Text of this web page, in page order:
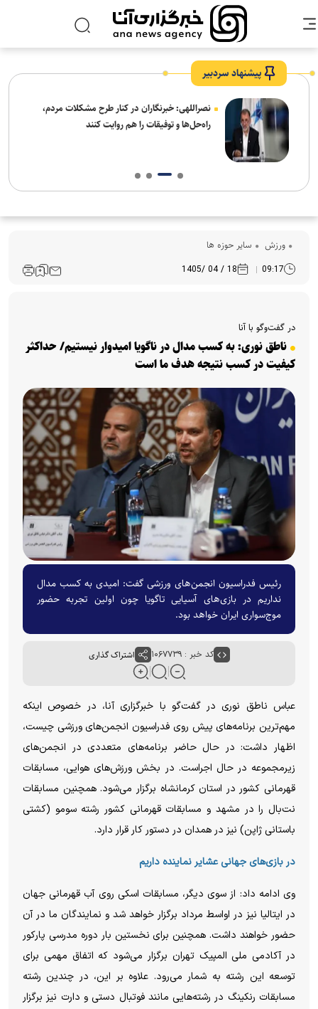
پیشنهاد سردبیر
نصراللهی: خبرنگاران در کنار طرح مشکلات مردم،
راه‌حل‌ها و توفیقات را هم روایت کنند
ورزش سایر حوزه ها
09:17
18 / 04 /1405
در گفت‌وگو با آنا
ناطق نوری: به کسب مدال در ناگویا امیدوار نیستیم/ حداکثر
کیفیت در کسب نتیجه هدف ما است
رئیس فدراسیون انجمن‌های ورزشی گفت: امیدی به کسب مدال
نداریم در بازی‌های آسیایی تاگویا چون اولین تجربه حضور
موج‌سواری ایران خواهد بود.
کد خبر : ۱۰۶۷۷۳۹ اشتراک گذاری
عباس ناطق نوری در گفت‌گو با خبرگزاری آنا، در خصوص اینکه
مهم‌ترین برنامه‌های پیش روی فدراسیون انجمن‌های ورزشی چیست،
اظهار داشت: در حال حاضر برنامه‌های متعددی در انجمن‌های
زیرمجموعه در حال اجراست. در بخش ورزش‌های هوایی، مسابقات
قهرمانی کشور در استان کرمانشاه برگزار می‌شود. همچنین مسابقات
نت‌بال را در مشهد و مسابقات قهرمانی کشور رشته سومو (کشتی
باستانی ژاپن) نیز در همدان در دستور کار قرار دارد.
در بازی‌های جهانی عشایر نماینده داریم
وی ادامه داد: از سوی دیگر، مسابقات اسکی روی آب قهرمانی جهان
در ایتالیا نیز در اواسط مرداد برگزار خواهد شد و نمایندگان ما در آن
حضور خواهند داشت. همچنین برای نخستین بار دوره مدرسی پارکور
در آکادمی ملی المپیک تهران برگزار می‌شود که اتفاق مهمی برای
توسعه این رشته به شمار می‌رود. علاوه بر این، در چندین رشته
مسابقات رنکینگ در رشته‌هایی مانند فوتبال دستی و دارت نیز برگزار